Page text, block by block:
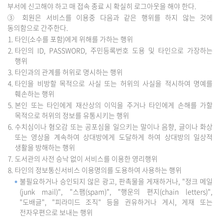
부서에 신고해야 하고 매 접속 종료 시 확실히 로그아웃을 해야 한다.
③ 회원은 서비스를 이용중 다음과 같은 행위를 하지 않는 것에
동의함으로 간주한다.
타인(소수를 포함)에게 위해를 가하는 행위
타인의 ID, PASSWORD, 주민등록번호 도용 및 타인으로 가장하는
행위
타인과의 관계를 허위로 명시하는 행위
타인을 비방할 목적으로 사실 또는 허위의 사실을 적시하여 명예를
훼손하는 행위
본인 또는 타인에게 재산상의 이익을 주거나 타인에게 손해를 가할
목적으로 허위의 정보를 유통시키는 행위
수치심이나 혐오감 또는 공포심을 일으키는 말이나 음향, 글이나 화상
또는 영상을 계속하여 상대방에게 도달하게 하여 상대방의 일상적
생활을 방해하는 행위
도서관의 사전 승낙 없이 서비스를 이용한 영리행위
타인의 정보통신서비스 이용명의를 도용하여 사용하는 행위
불필요하거나 승인되지 않은 광고, 판촉물을 게재하거나, "정크 메일
(junk mail)", "스팸(spam)", "행운의 편지(chain letters)",
"도배글", "피라미드 조직" 등을 권유하거나 게시, 게재 또는
전자우편으로 보내는 행위